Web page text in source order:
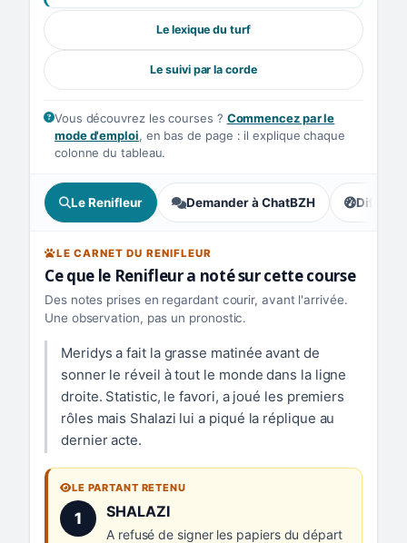
Le lexique du turf
Le suivi par la corde
Vous découvrez les courses ? Commencez par le
mode d'emploi, en bas de page : il explique chaque
colonne du tableau.
Le Renifleur Demander à ChatBZH , écart :
LE CARNET DU RENIFLEUR
Ce que le Renifleur a noté sur cette course
Des notes prises en regardant courir, avant l'arrivée.
Une observation, pas un pronostic.
Meridys a fait la grasse matinée avant de
sonner le réveil à tout le monde dans la ligne
droite. Statistic, le favori, a joué les premiers
rôles mais Shalazi lui a piqué la réplique au
dernier acte.
LE PARTANT RETENU
1 Numéro 1 :
SHALAZI
A refusé de signer les papiers du départ